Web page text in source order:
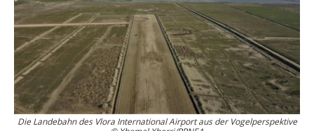
Die Landebahn des Vlora International Airport aus der Vogelperspektive
Die Narta Lagune ist ein wichtiger Rastplatz für Europas Zugvögel ©